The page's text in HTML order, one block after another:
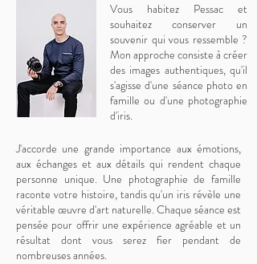
Vous habitez Pessac et
souhaitez conserver un
souvenir qui vous ressemble ?
Mon approche consiste à créer
des images authentiques, qu'il
s'agisse d'une séance photo en
famille ou d'une photographie
d'iris.
J'accorde une grande importance aux émotions,
aux échanges et aux détails qui rendent chaque
personne unique. Une photographie de famille
raconte votre histoire, tandis qu'un iris révèle une
véritable œuvre d'art naturelle. Chaque séance est
pensée pour offrir une expérience agréable et un
résultat dont vous serez fier pendant de
nombreuses années.